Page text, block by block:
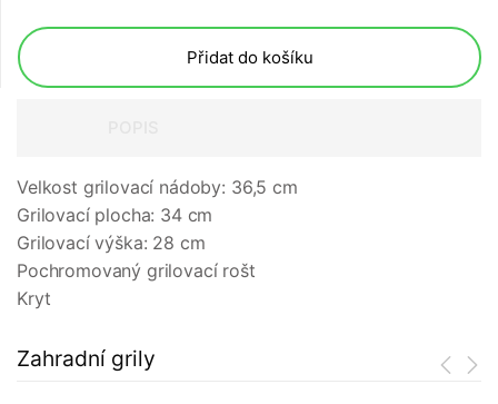
Přidat do košíku
Velkost grilovací nádoby: 36,5 cm
Grilovací plocha: 34 cm
Grilovací výška: 28 cm
Pochromovaný grilovací rošt
Kryt
Zahradní grily